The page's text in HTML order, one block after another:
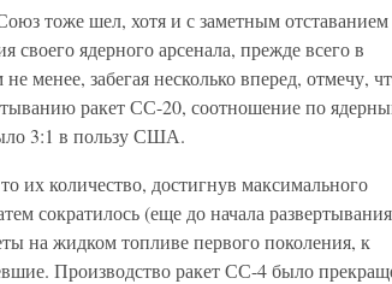
тоже шел, хотя и с заметным
ядерного арсенала, прежде всего в
менее, забегая несколько вперед, отмечу,
ракет СС-20, соотношение по
3:1 в пользу США.
их количество, достигнув максимального
сократилось (еще до начала развертывания
на жидком топливе первого поколения, к
Производство ракет СС-4 было